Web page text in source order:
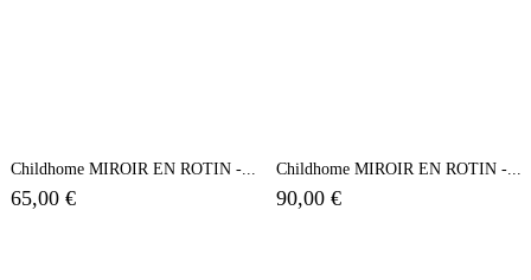
Childhome MIROIR EN ROTIN -...
65,00 €
Childhome MIROIR EN ROTIN -...
90,00 €